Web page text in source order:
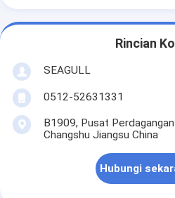
Rincian
SEAGULL
0512-52631331
B1909, Pusat
Changshu Jiangsu China
Hubungi